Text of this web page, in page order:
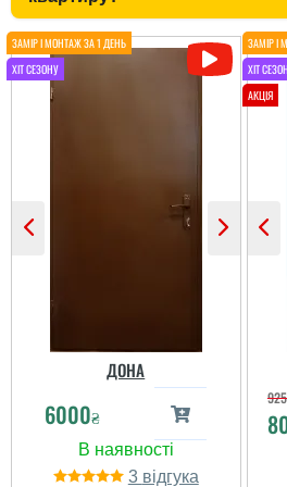
Ірина
установки.
ДОНА
6000₴
3